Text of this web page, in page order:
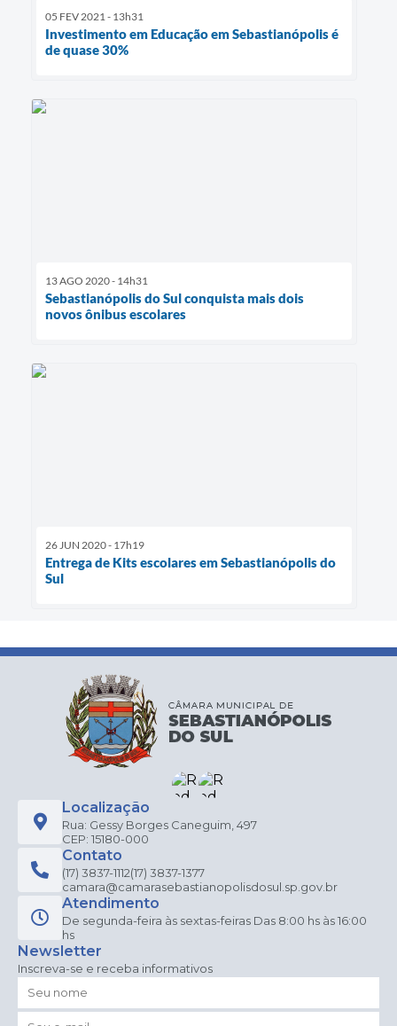
05 FEV 2021 - 13h31
Investimento em Educação em Sebastianópolis é
de quase 30%
13 AGO 2020 - 14h31
Sebastianópolis do Sul conquista mais dois
novos ônibus escolares
26 JUN 2020 - 17h19
Entrega de Kits escolares em Sebastianópolis do
Sul
Localização
Rua: Gessy Borges Caneguim, 497
CEP: 15180-000
Contato
(17) 3837-1112(17) 3837-1377
camara@camarasebastianopolisdosul.sp.gov.br
Atendimento
De segunda-feira às sextas-feiras Das 8:00 hs às 16:00
hs
Newsletter
Inscreva-se e receba informativos